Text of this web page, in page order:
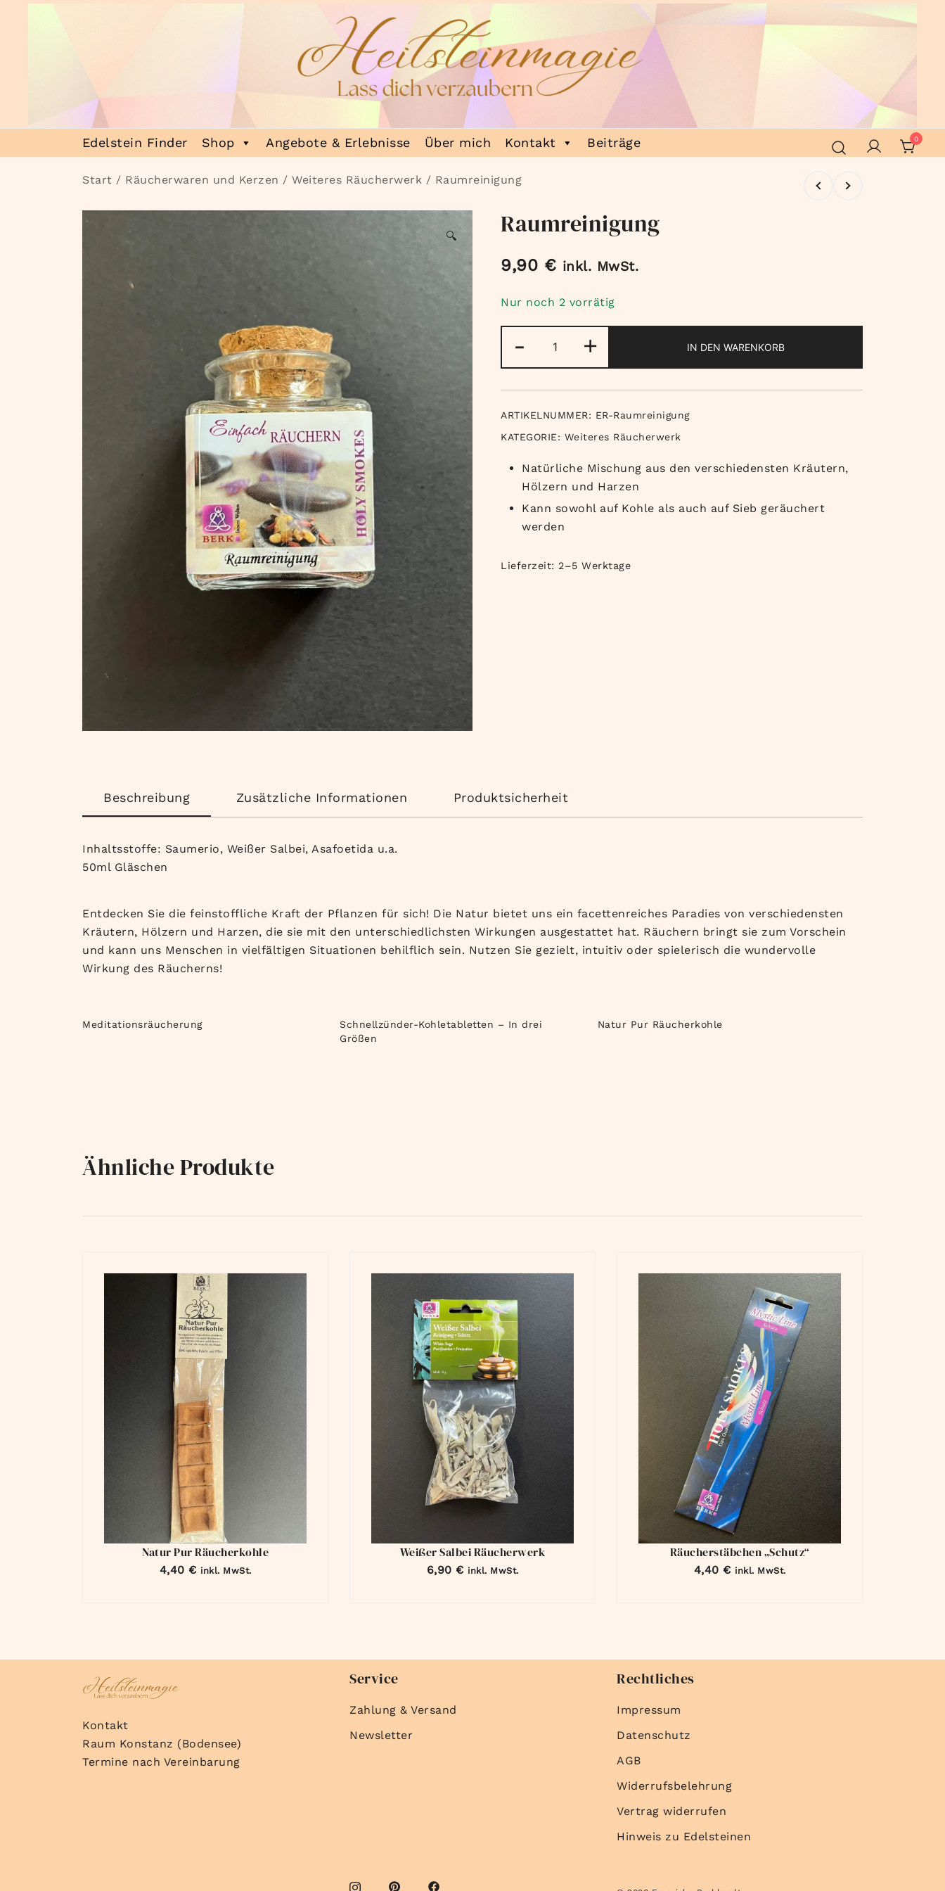
Heilsteinmagie
Lass dich verzaubern
Edelstein Finder Shop Angebote & Erlebnisse Über mich Kontakt Beiträge 0
Start / Räucherwaren und Kerzen / Weiteres Räucherwerk / Raumreinigung
🔍 Raumreinigung
9,90 € inkl. MwSt.
Nur noch 2 vorrätig
-
Menge+ IN DEN WARENKORB
ARTIKELNUMMER: ER-Raumreinigung
KATEGORIE: Weiteres Räucherwerk
Natürliche Mischung aus den verschiedensten Kräutern,
Hölzern und Harzen
Kann sowohl auf Kohle als auch auf Sieb geräuchert
werden
Lieferzeit: 2–5 Werktage
Beschreibung Zusätzliche Informationen Produktsicherheit
Inhaltsstoffe: Saumerio, Weißer Salbei, Asafoetida u.a.
50ml Gläschen
Entdecken Sie die feinstoffliche Kraft der Pflanzen für sich! Die Natur bietet uns ein facettenreiches Paradies von verschiedensten
Kräutern, Hölzern und Harzen, die sie mit den unterschiedlichsten Wirkungen ausgestattet hat. Räuchern bringt sie zum Vorschein
und kann uns Menschen in vielfältigen Situationen behilflich sein. Nutzen Sie gezielt, intuitiv oder spielerisch die wundervolle
Wirkung des Räucherns!
Meditationsräucherung
Schnellzünder-Kohletabletten – In drei
Größen
Natur Pur Räucherkohle
Ähnliche Produkte
Natur Pur Räucherkohle
4,40 € inkl. MwSt.
Weißer Salbei Räucherwerk
6,90 € inkl. MwSt.
Räucherstäbchen „Schutz“
4,40 € inkl. MwSt.
Kontakt
Raum Konstanz (Bodensee)
Termine nach Vereinbarung
Service
Zahlung & Versand
Newsletter
Rechtliches
Impressum
Datenschutz
AGB
Widerrufsbelehrung
Vertrag widerrufen
Hinweis zu Edelsteinen